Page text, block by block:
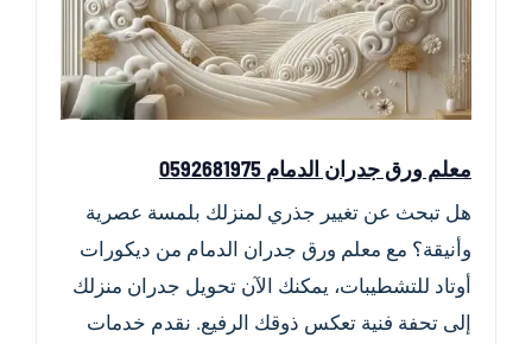
معلم ورق جدران الدمام 0592681975
هل تبحث عن تغيير جذري لمنزلك بلمسة عصرية
وأنيقة؟ مع معلم ورق جدران الدمام من ديكورات
أوتاد للتشطيبات، يمكنك الآن تحويل جدران منزلك
إلى تحفة فنية تعكس ذوقك الرفيع. نقدم خدمات